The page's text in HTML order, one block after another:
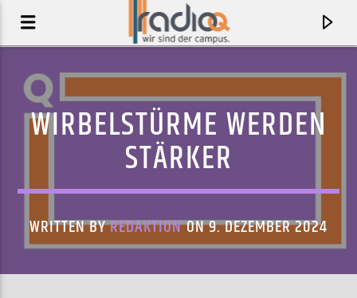
WIRBELSTÜRME WERDEN
STÄRKER
WRITTEN BYREDAKTIONON 9. DEZEMBER 2024